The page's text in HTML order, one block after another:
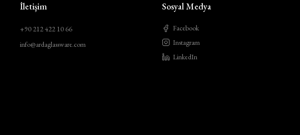
İletişim
+90 212 422 10 66
info@ardaglassware.com
Sosyal Medya
Facebook
Instagram
LinkedIn